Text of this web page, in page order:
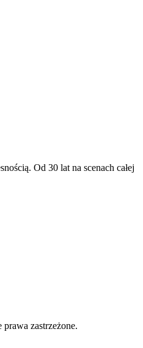
Od 30 lat na scenach całej
zastrzeżone.